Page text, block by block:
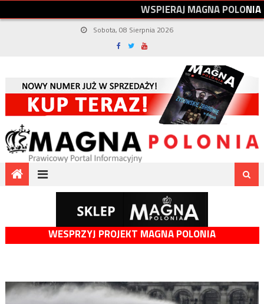
WSPIERAJMAGNAPOLONIA
Sobota, 08 Sierpnia 2026
WESPRZYJ PROJEKT MAGNA POLONIA